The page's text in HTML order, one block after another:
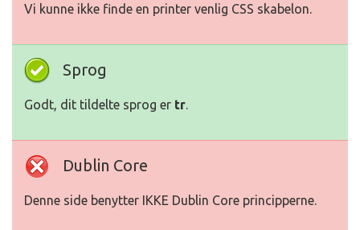
Vi kunne ikke finde en printer venlig CSS skabelon.
Sprog
Godt, dit tildelte sprog er tr.
Dublin Core
Denne side benytter IKKE Dublin Core principperne.